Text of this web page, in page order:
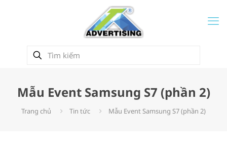
Mẫu Event Samsung S7 (phần 2)
Trang chủ Tin tức Mẫu Event Samsung S7 (phần 2)